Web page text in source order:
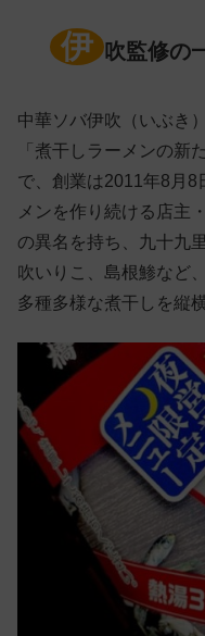
伊 吹監修の
中華ソバ伊吹（いぶき
「煮干しラーメンの新
で、創業は2011年8月8
メンを作り続ける店主
の異名を持ち、九十九
吹いりこ、島根鯵など
多種多様な煮干しを縦